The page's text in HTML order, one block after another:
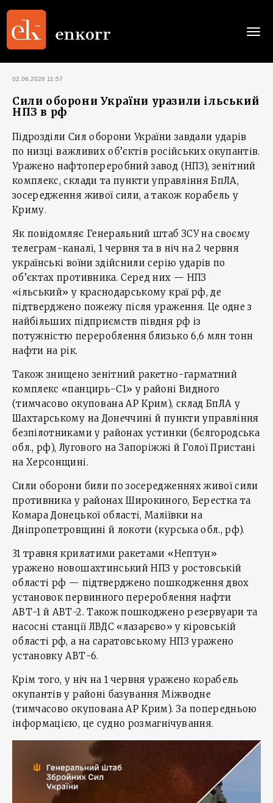
02.06.2026 11:57
Сили оборони України уразили ільський
НПЗ в рф
Підрозділи Сил оборони України завдали ударів
по низці важливих об’єктів російських окупантів.
Уражено нафтопереробний завод (НПЗ), зенітний
комплекс, склади та пункти управління БпЛА,
зосередження живої сили, а також корабель у
Криму.
Як повідомляє Генеральний штаб ЗСУ на своєму
телеграм-каналі, 1 червня та в ніч на 2 червня
українські воїни здійснили серію ударів по
об’єктах противника. Серед них — НПЗ
«ільський» у краснодарському краї рф, де
підтверджено пожежу після ураження. Це одне з
найбільших підприємств півдня рф із
потужністю перероблення близько 6,6 млн тонн
нафти на рік.
Також знищено зенітний ракетно-гарматний
комплекс «панцирь-С1» у районі Видного
(тимчасово окупована АР Крим), склад БпЛА у
Шахтарському на Донеччині й пункти управління
безпілотниками у районах устинки (бєлгородська
обл., рф), Лугового на Запоріжжі й Голої Пристані
на Херсонщині.
Сили оборони били по зосередженнях живої сили
противника у районах Широкиного, Берестка та
Комара Донецької області, Маліївки на
Дніпропетровщині й локоти (курська обл., рф).
31 травня крилатими ракетами «Нептун»
уражено новошахтинський НПЗ у ростовській
області рф — підтверджено пошкодження двох
установок первинного перероблення нафти
АВТ-1 й АВТ-2. Також пошкоджено резервуари та
насосні станції ЛВДС «лазарєво» у кіровській
області рф, а на саратовському НПЗ уражено
установку АВТ-6.
Крім того, у ніч на 1 червня уражено корабель
окупантів у районі базування Міжводне
(тимчасово окупована АР Крим). За попередньою
інформацією, це судно розмагнічування.